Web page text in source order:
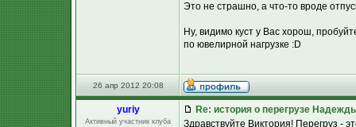
Это не страшно, а что-то вроде
Ну, видимо куст у Вас хорош,
по ювелирной нагрузке :D
26 апр 2012 20:08
yuriy
Активный участник клуба
Re: история о перегрузе
Здравствуйте Виктория! Перегруз -